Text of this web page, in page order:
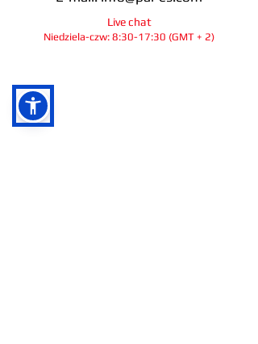
Live chat
Niedziela-czw: 8:30-17:30 (GMT + 2)